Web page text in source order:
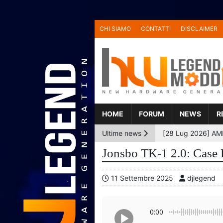
CHI SIAMO CONTATTI DISCLAIMER
HOME FORUM NEWS
Ultime news
Jonsbo TK-1 2.0:
11 Settembre 2025 djlegend
0:00